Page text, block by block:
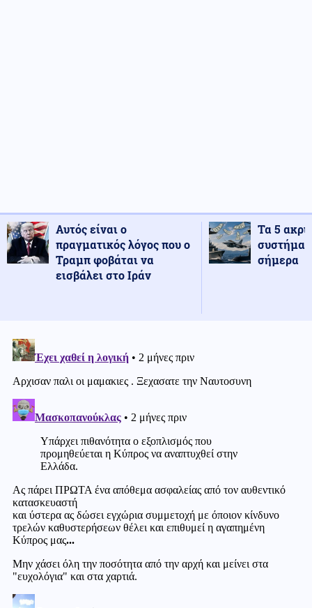
Αυτός είναι ο
πραγματικός λόγος που ο
Τραμπ φοβάται να
εισβάλει στο Ιράν
Τα 5
σήμερα